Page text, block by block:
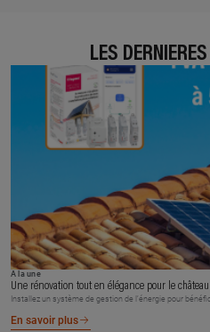
LES
À la une
Une rénovation tout en élégance pour le
Installez un système de gestion de l’énergie pour
En savoir plus